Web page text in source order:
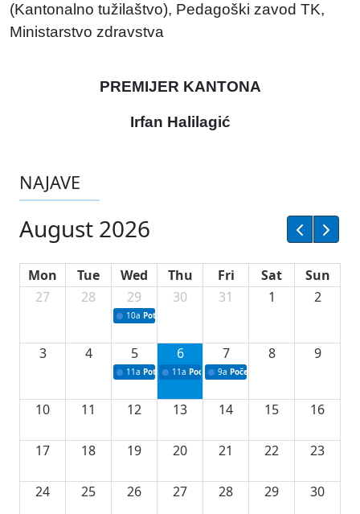
(Kantonalno tužilaštvo), Pedagoški zavod TK,
Ministarstvo zdravstva
PREMIJER KANTONA
Irfan Halilagić
NAJAVE
August 2026
Mon Tue Wed Thu Fri Sat
Sun
27
28 29
10a Potpisivanje ugovora sa neprofitnim
30 31 1 2
3 4 5
11a Potpisivanje ugovora o stipendijama za
6
11a Podrška razvoju vodne infrastrukture u
7
9a Početak izgradnje nove
8 9
10 11 12 13 14 15 16
17 18 19 20 21 22 23
24 25 26 27 28 29 30